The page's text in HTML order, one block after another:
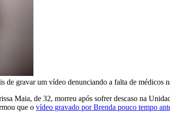
de gravar um vídeo denunciando a falta de
Maia, de 32, morreu após sofrer descaso na
que o vídeo gravado por Brenda pouco tempo